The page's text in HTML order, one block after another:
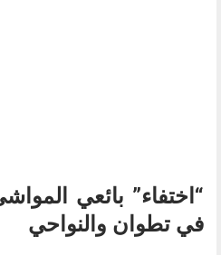
“اختفاء” بائعي
في تطوان والنواحي